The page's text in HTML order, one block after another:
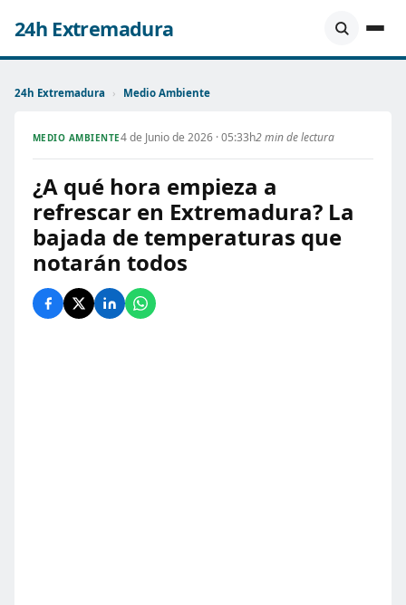
24h Extremadura
24h Extremadura › Medio Ambiente
MEDIO AMBIENTE4 de Junio de 2026 · 05:33h2 min de lectura
¿A qué hora empieza a
refrescar en Extremadura? La
bajada de temperaturas que
notarán todos